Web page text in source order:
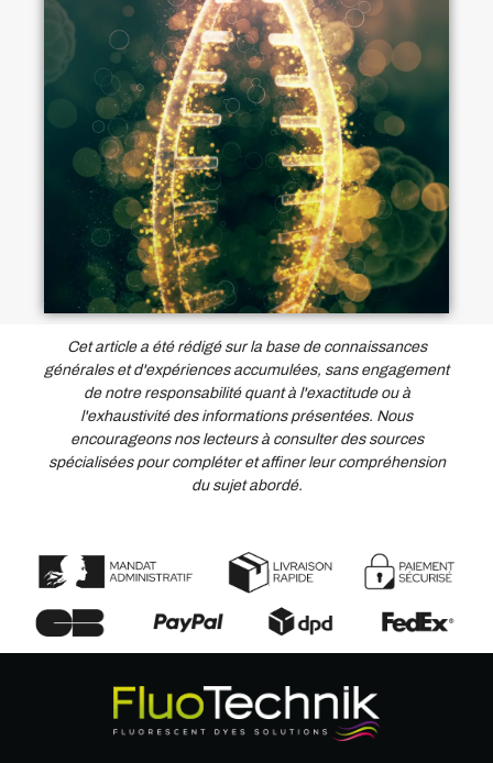
Cet article a été rédigé sur la base de connaissances
générales et d'expériences accumulées, sans engagement
de notre responsabilité quant à l'exactitude ou à
l'exhaustivité des informations présentées. Nous
encourageons nos lecteurs à consulter des sources
spécialisées pour compléter et affiner leur compréhension
du sujet abordé.